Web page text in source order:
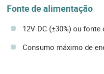
Fonte de alimentação
12V DC (±30%) ou
Consumo máximo de